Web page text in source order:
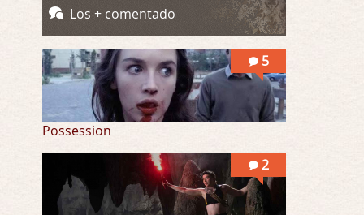
Into the Mud
Por: Flor
Los + comentado
5
Possession
2